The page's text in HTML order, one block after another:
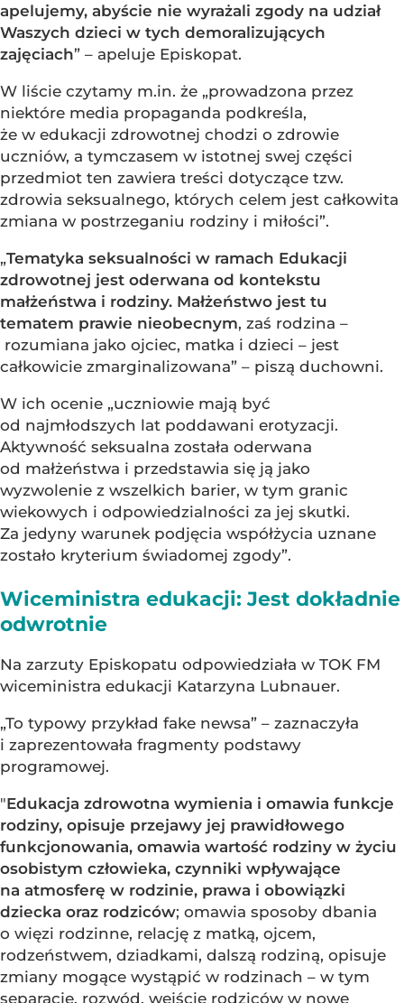
apelujemy, abyście nie wyrażali zgody na udział
Waszych dzieci w tych demoralizujących
zajęciach” – apeluje Episkopat.
W liście czytamy m.in. że „prowadzona przez
niektóre media propaganda podkreśla,
że w edukacji zdrowotnej chodzi o zdrowie
uczniów, a tymczasem w istotnej swej części
przedmiot ten zawiera treści dotyczące tzw.
zdrowia seksualnego, których celem jest całkowita
zmiana w postrzeganiu rodziny i miłości”.
„Tematyka seksualności w ramach Edukacji
zdrowotnej jest oderwana od kontekstu
małżeństwa i rodziny. Małżeństwo jest tu
tematem prawie nieobecnym, zaś rodzina –
rozumiana jako ojciec, matka i dzieci – jest
całkowicie zmarginalizowana” – piszą duchowni.
W ich ocenie „uczniowie mają być
od najmłodszych lat poddawani erotyzacji.
Aktywność seksualna została oderwana
od małżeństwa i przedstawia się ją jako
wyzwolenie z wszelkich barier, w tym granic
wiekowych i odpowiedzialności za jej skutki.
Za jedyny warunek podjęcia współżycia uznane
zostało kryterium świadomej zgody”.
Wiceministra edukacji: Jest dokładnie
odwrotnie
Na zarzuty Episkopatu odpowiedziała w TOK FM
wiceministra edukacji Katarzyna Lubnauer.
„To typowy przykład fake newsa” – zaznaczyła
i zaprezentowała fragmenty podstawy
programowej.
"Edukacja zdrowotna wymienia i omawia funkcje
rodziny, opisuje przejawy jej prawidłowego
funkcjonowania, omawia wartość rodziny w życiu
osobistym człowieka, czynniki wpływające
na atmosferę w rodzinie, prawa i obowiązki
dziecka oraz rodziców; omawia sposoby dbania
o więzi rodzinne, relację z matką, ojcem,
rodzeństwem, dziadkami, dalszą rodziną, opisuje
zmiany mogące wystąpić w rodzinach – w tym
separacje, rozwód, wejście rodziców w nowe